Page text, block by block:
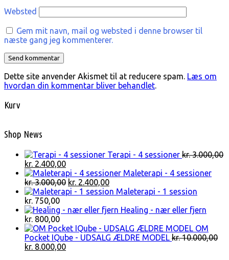
Websted
Gem mit navn, mail og websted i denne browser til
næste gang jeg kommenterer.
Dette site anvender Akismet til at reducere spam. Læs om
hvordan din kommentar bliver behandlet.
Kurv
Shop News
Terapi - 4 sessioner kr.3.000,00
Den
oprindelige
pris
var:
kr. 3.000,00.
kr. 2.400,00Den
aktuelle
pris
er:
Maleterapi - 4 sessioner
kr.3.000,00 Den
oprindelige
var:
kr. 2.400,00Den
aktuelle
er:
Maleterapi - 1 session
kr. 750,00
Healing - nær eller fjern
kr. 800,00
OM
Pocket IQube - UDSALG ÆLDRE MODEL kr.10.000,00
Den
kr. 8.000,00Den